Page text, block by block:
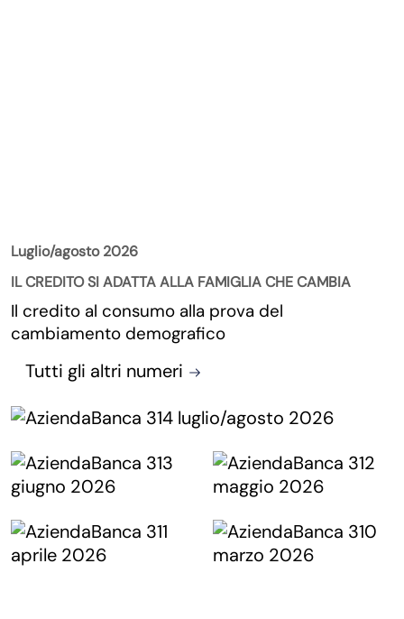
Luglio/agosto 2026
IL CREDITO SI ADATTA ALLA FAMIGLIA CHE CAMBIA
Il credito al consumo alla prova del
cambiamento demografico
Tutti gli altri numeri